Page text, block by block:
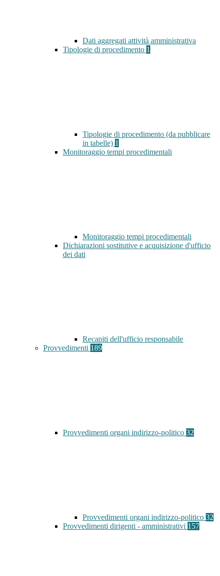
Dati aggregati attività amministrativa
Tipologie di procedimento 1
Tipologie di procedimento (da pubblicare
in tabelle) 1
Monitoraggio tempi procedimentali
Monitoraggio tempi procedimentali
Dichiarazioni sostitutive e acquisizione d'ufficio
dei dati
Recapiti dell'ufficio responsabile
Provvedimenti 189
Provvedimenti organi indirizzo-politico 32
Provvedimenti organi indirizzo-politico 32
Provvedimenti dirigenti - amministrativi 157